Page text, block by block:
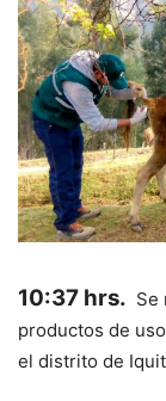
10:37 hrs. Se
productos de
el distrito de